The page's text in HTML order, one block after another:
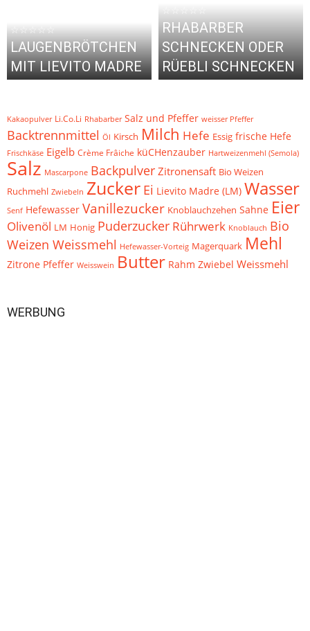
☆☆☆☆☆
LAUGENBRÖTCHEN
MIT LIEVITO MADRE
RHABARBER
SCHNECKEN ODER
RÜEBLI SCHNECKEN
Kakaopulver Li.Co.Li Rhabarber Salz und Pfeffer weisser Pfeffer
Backtrennmittel Öl Kirsch Milch Hefe Essig frische Hefe
Frischkäse Eigelb Crème Frâiche küCHenzauber Hartweizenmehl (Semola)
Salz Mascarpone Backpulver Zitronensaft Bio Weizen
Ruchmehl Zwiebeln Zucker Ei Lievito Madre (LM) Wasser
Senf Hefewasser Vanillezucker Knoblauchzehen Sahne Eier
Olivenöl LM Honig Puderzucker Rührwerk Knoblauch Bio
Weizen Weissmehl Hefewasser-Vorteig Magerquark Mehl
Zitrone Pfeffer Weisswein Butter Rahm Zwiebel Weissmehl
WERBUNG